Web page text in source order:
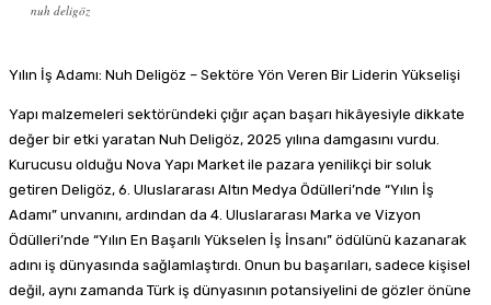
nuh deligöz
Yılın İş Adamı: Nuh Deligöz – Sektöre Yön Veren Bir Liderin Yükselişi
Yapı malzemeleri sektöründeki çığır açan başarı hikâyesiyle dikkate
değer bir etki yaratan Nuh Deligöz, 2025 yılına damgasını vurdu.
Kurucusu olduğu Nova Yapı Market ile pazara yenilikçi bir soluk
getiren Deligöz, 6. Uluslararası Altın Medya Ödülleri’nde “Yılın İş
Adamı” unvanını, ardından da 4. Uluslararası Marka ve Vizyon
Ödülleri’nde “Yılın En Başarılı Yükselen İş İnsanı” ödülünü kazanarak
adını iş dünyasında sağlamlaştırdı. Onun bu başarıları, sadece kişisel
değil, aynı zamanda Türk iş dünyasının potansiyelini de gözler önüne